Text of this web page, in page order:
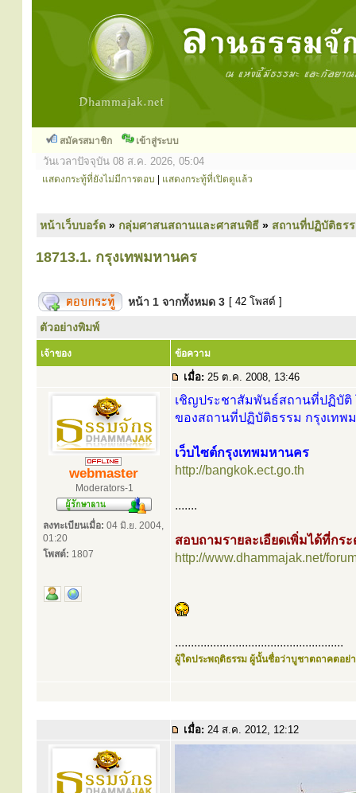
สมัครสมาชิก เข้าสู่ระบบ
วันเวลาปัจจุบัน 08 ส.ค. 2026, 05:04
แสดงกระทู้ที่ยังไม่มีการตอบ แสดงกระทู้ที่เปิดดูแล้ว
หน้าเว็บบอร์ด » กลุ่มศาสนสถานและศาสนพิธี » สถานที่ปฏิบัติธร
18713.1. กรุงเทพมหานคร
หน้า 1 จากทั้งหมด 3 [ 42 โพสต์ ]
ตัวอย่างพิมพ์
เจ้าของ ข้อความ
เมื่อ: 25 ต.ค. 2008, 13:46
webmaster
Moderators-1
ลงทะเบียนเมื่อ: 04 มิ.ย. 2004,
01:20
โพสต์: 1807
เชิญประชาสัมพันธ์สถานที่ปฏิบัติ
ของสถานที่ปฏิบัติธรรม กรุงเทพ
เว็บไซต์กรุงเทพมหานคร
http://bangkok.ect.go.th
.......
สอบถามรายละเอียดเพิ่มได้ที่กร
http://www.dhammajak.net/
.....................................................
ผู้ใดประพฤติธรรม ผู้นั้นชื่อว่าบูชาตถาคตอย่า
เมื่อ: 24 ส.ค. 2012, 12:12